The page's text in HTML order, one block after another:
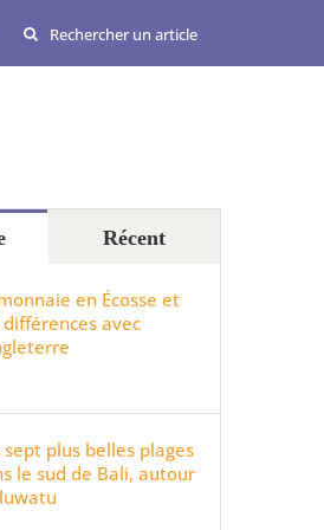
Rechercher:
Récent
en Écosse et
différences avec
sept plus belles plages
le sud de Bali, autour